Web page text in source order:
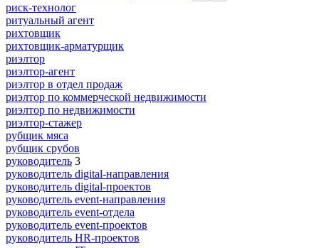
риск-технолог
ритуальный агент
рихтовщик
рихтовщик-арматурщик
риэлтор
риэлтор-агент
риэлтор в отдел продаж
риэлтор по коммерческой недвижимости
риэлтор по недвижимости
риэлтор-стажер
рубщик мяса
рубщик срубов
руководитель 3
руководитель digital-направления
руководитель digital-проектов
руководитель event-направления
руководитель event-отдела
руководитель event-проектов
руководитель HR-проектов